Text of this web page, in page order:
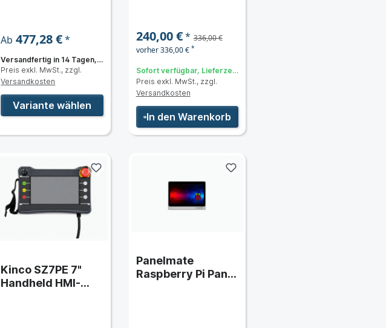
Ab 477,28 €*
Versandfertig in 14 Tagen,
Lieferzeit 3 bis 5 Tage
Preis exkl. MwSt., zzgl.
Versandkosten
Variante wählen
Auslaufmodell
240,00 €* 336,00 €
vorher 336,00 €*
Sofort verfügbar, Lieferzeit:
2-5 Tage
Preis exkl. MwSt., zzgl.
Versandkosten
In den Warenkorb
Kinco SZ7PE 7"
Handheld HMI-
Panelmate
Raspberry Pi Panel